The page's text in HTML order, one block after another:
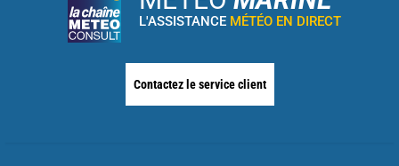
L'ASSISTANCE MÉTÉO EN DIRECT
Contactez le service client